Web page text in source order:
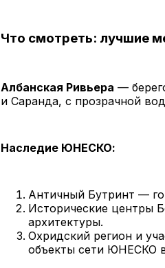
Что смотреть: лучшие
Албанская Ривьера —
и Саранда, с прозрачной
Наследие ЮНЕСКО:
Античный Бутринт —
Исторические центры
архитектуры.
Охридский регион и
объекты сети ЮНЕСКО